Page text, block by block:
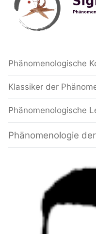
Phänomenologische
Klassiker der
Phänomenologische
Phänomenologie